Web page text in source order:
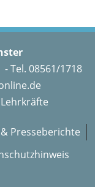
Tel. 08561/1718
Lehrkräfte
Presseberichte